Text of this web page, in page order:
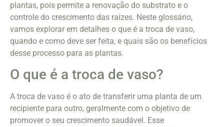
plantas, pois permite a renovação do substrato e o
controle do crescimento das raízes. Neste glossário,
vamos explorar em detalhes o que é a troca de vaso,
quando e como deve ser feita, e quais são os benefícios
desse processo para as plantas.
O que é a troca de vaso?
A troca de vaso é o ato de transferir uma planta de um
recipiente para outro, geralmente com o objetivo de
promover o seu crescimento saudável. Esse